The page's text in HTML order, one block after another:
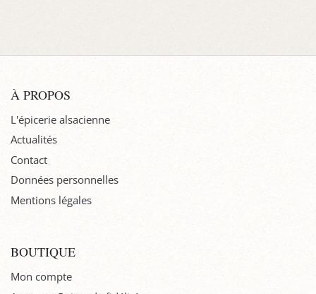
À PROPOS
L'épicerie alsacienne
Actualités
Contact
Données personnelles
Mentions légales
BOUTIQUE
Mon compte